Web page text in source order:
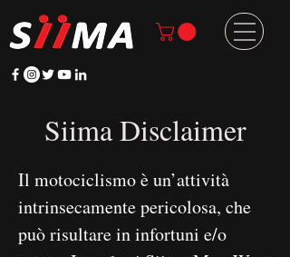
Siima Disclaimer
Il motociclismo è un’attività
intrinsecamente pericolosa, che
può risultare in infortuni e/o